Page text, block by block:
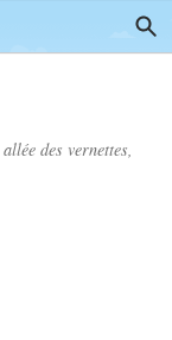
allée des vernettes,